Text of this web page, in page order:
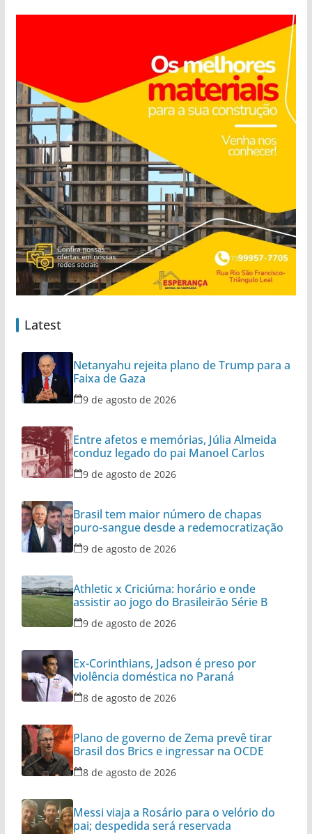
Latest
Netanyahu rejeita plano de Trump para a
Faixa de Gaza
9 de agosto de 2026
Entre afetos e memórias, Júlia Almeida
conduz legado do pai Manoel Carlos
9 de agosto de 2026
Brasil tem maior número de chapas
puro-sangue desde a redemocratização
9 de agosto de 2026
Athletic x Criciúma: horário e onde
assistir ao jogo do Brasileirão Série B
9 de agosto de 2026
Ex-Corinthians, Jadson é preso por
violência doméstica no Paraná
8 de agosto de 2026
Plano de governo de Zema prevê tirar
Brasil dos Brics e ingressar na OCDE
8 de agosto de 2026
Messi viaja a Rosário para o velório do
pai; despedida será reservada